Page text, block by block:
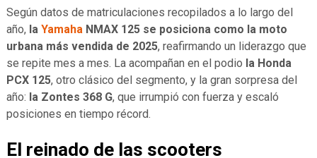
Según datos de matriculaciones recopilados a lo largo del
año, la Yamaha NMAX 125 se posiciona como la moto
urbana más vendida de 2025, reafirmando un liderazgo que
se repite mes a mes. La acompañan en el podio la Honda
PCX 125, otro clásico del segmento, y la gran sorpresa del
año: la Zontes 368 G, que irrumpió con fuerza y escaló
posiciones en tiempo récord.
El reinado de las scooters